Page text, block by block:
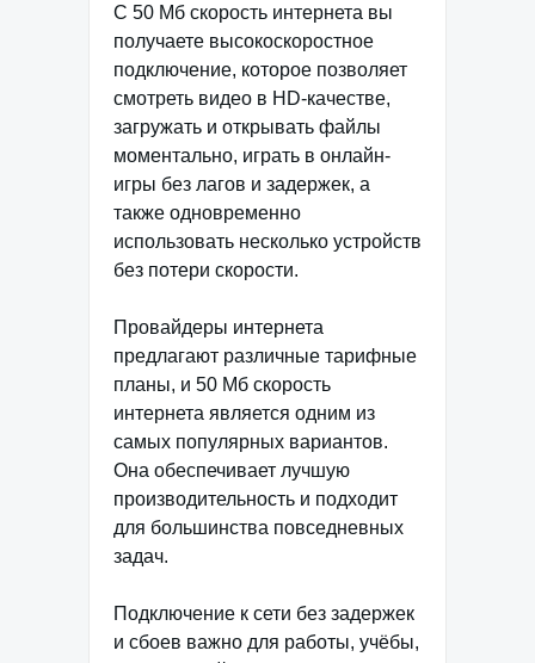
С 50 Мб скорость интернета вы
получаете высокоскоростное
подключение, которое позволяет
смотреть видео в HD-качестве,
загружать и открывать файлы
моментально, играть в онлайн-
игры без лагов и задержек, а
также одновременно
использовать несколько устройств
без потери скорости.
Провайдеры интернета
предлагают различные тарифные
планы, и 50 Мб скорость
интернета является одним из
самых популярных вариантов.
Она обеспечивает лучшую
производительность и подходит
для большинства повседневных
задач.
Подключение к сети без задержек
и сбоев важно для работы, учёбы,